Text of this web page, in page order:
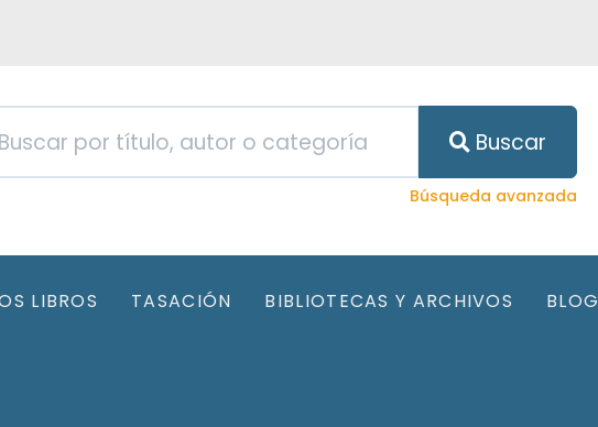
Buscar
Búsqueda avanzada
LIBROS TASACIÓN BIBLIOTECAS Y ARCHIVOS BLOG